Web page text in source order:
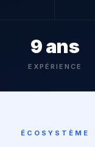
9 ans
EXPÉRIENCE
ÉCOSYSTÈME